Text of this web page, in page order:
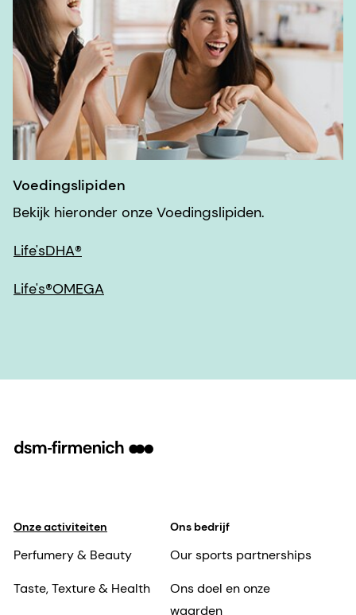
Voedingslipiden
Bekijk hieronder onze Voedingslipiden.
Life'sDHA®
Life's®OMEGA
Onze activiteiten
Perfumery & Beauty
Taste, Texture & Health
Ons bedrijf
Our sports partnerships
Ons doel en onze
waarden